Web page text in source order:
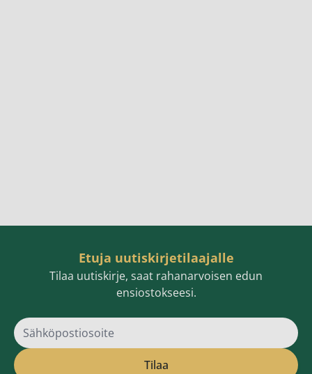
Etuja uutiskirjetilaajalle
Tilaa uutiskirje, saat rahanarvoisen edun
ensiostokseesi.
Sähköpostiosoite
Tilaa